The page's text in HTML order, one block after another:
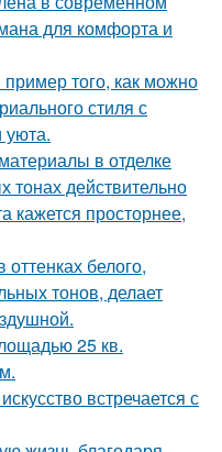
для комфорта и
того, как можно
стиля с
в отделке
тонах действительно
кажется просторнее,
белого,
тонов, делает
25 кв.
встречается с